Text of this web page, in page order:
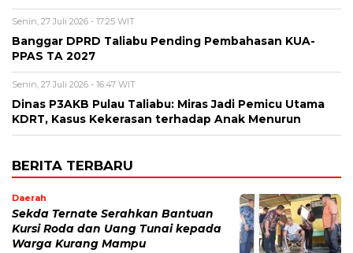
Senin, 27 Juli 2026 - 17:25 WIT
Banggar DPRD Taliabu Pending Pembahasan KUA-
PPAS TA 2027
Senin, 27 Juli 2026 - 16:47 WIT
Dinas P3AKB Pulau Taliabu: Miras Jadi Pemicu Utama
KDRT, Kasus Kekerasan terhadap Anak Menurun
BERITA TERBARU
Daerah
Sekda Ternate Serahkan Bantuan
Kursi Roda dan Uang Tunai kepada
Warga Kurang Mampu